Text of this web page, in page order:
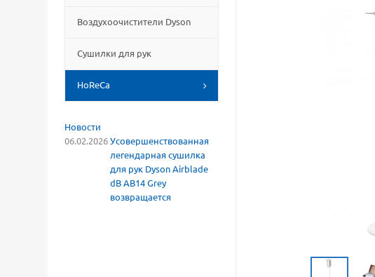
Воздухоочистители Dyson
Сушилки для рук
HoReCa
Новости
06.02.2026Усовершенствованная
легендарная сушилка
для рук Dyson Airblade
dB AB14 Grey
возвращается